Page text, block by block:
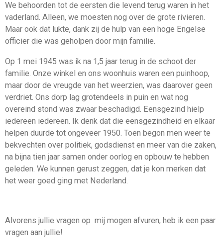
We behoorden tot de eersten die levend terug waren in het
vaderland. Alleen, we moesten nog over de grote rivieren.
Maar ook dat lukte, dank zij de hulp van een hoge Engelse
officier die was geholpen door mijn familie.
Op 1 mei 1945 was ik na 1,5 jaar terug in de schoot der
familie. Onze winkel en ons woonhuis waren een puinhoop,
maar door de vreugde van het weerzien, was daarover geen
verdriet. Ons dorp lag grotendeels in puin en wat nog
overeind stond was zwaar beschadigd. Eensgezind hielp
iedereen iedereen. Ik denk dat die eensgezindheid en elkaar
helpen duurde tot ongeveer 1950. Toen begon men weer te
bekvechten over politiek, godsdienst en meer van die zaken,
na bijna tien jaar samen onder oorlog en opbouw te hebben
geleden. We kunnen gerust zeggen, dat je kon merken dat
het weer goed ging met Nederland.
Alvorens jullie vragen op mij mogen afvuren, heb ik een paar
vragen aan jullie!